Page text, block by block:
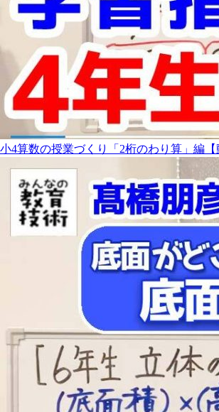
小4算数の授業づくり「2桁のわり算」編【